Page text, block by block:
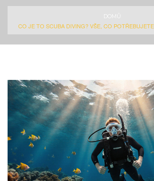
DOMŮ
CO JE TO SCUBA DIVING? VŠE, CO